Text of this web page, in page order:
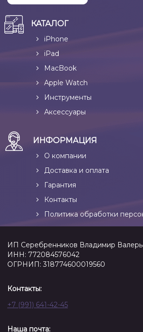
КАТАЛОГ
iPhone
iPad
MacBook
Apple Watch
Инструменты
Аксессуары
ИНФОРМАЦИЯ
О компании
Доставка и оплата
Гарантия
Контакты
Политика обработки
ИП Серебренников Владимир
ИНН: 772084576042
ОГРНИП: 318774600019560
Контакты:
+7 (991) 641-42-45
Наша почта: